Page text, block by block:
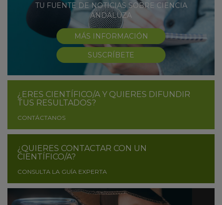
TU FUENTE DE NOTICIAS SOBRE CIENCIA
ANDALUZA
MÁS INFORMACIÓN
SUSCRÍBETE
¿ERES CIENTÍFICO/A Y QUIERES DIFUNDIR
TUS RESULTADOS?
CONTÁCTANOS
¿QUIERES CONTACTAR CON UN
CIENTÍFICO/A?
CONSULTA LA GUÍA EXPERTA